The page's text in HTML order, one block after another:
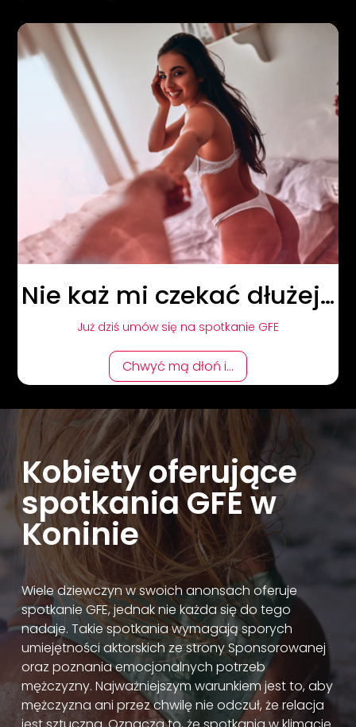
Nie każ mi czekać dłużej…
Już dziś umów się na spotkanie GFE
Chwyć mą dłoń i...
Kobiety oferujące
spotkania GFE w
Koninie
Wiele dziewczyn w swoich anonsach oferuje
spotkanie GFE, jednak nie każda się do tego
nadaje. Takie spotkania wymagają sporych
umiejętności aktorskich ze strony Sponsorowanej
oraz poznania emocjonalnych potrzeb
mężczyzny. Najważniejszym warunkiem jest to, aby
mężczyzna ani przez chwilę nie odczuł, że relacja